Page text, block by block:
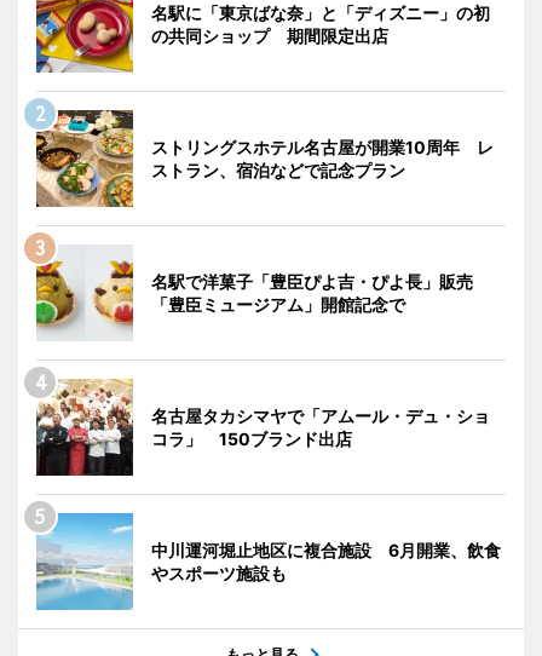
名駅に「東京ばな奈」と「ディズニー」の初
の共同ショップ 期間限定出店
ストリングスホテル名古屋が開業10周年 レ
ストラン、宿泊などで記念プラン
名駅で洋菓子「豊臣ぴよ吉・ぴよ長」販売
「豊臣ミュージアム」開館記念で
名古屋タカシマヤで「アムール・デュ・ショ
コラ」 150ブランド出店
中川運河堀止地区に複合施設 6月開業、飲食
やスポーツ施設も